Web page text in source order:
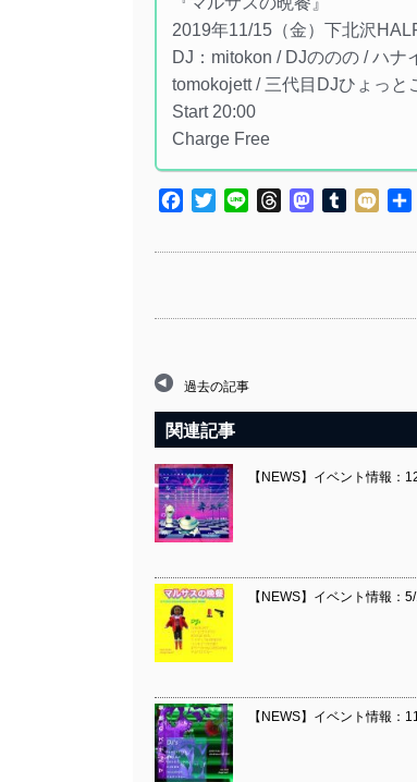
2019年11/15（金）下北沢
DJ：mitokon / DJののの / ハ
tomokojett / 三代目DJひょっと
Start 20:00
Charge Free
Facebook
TwitterLine ThreadsMastodon
TumblrMixi
過去の記事
関連記事
【NEWS】イベント情報
【NEWS】イベント情報：
【NEWS】イベント情報：